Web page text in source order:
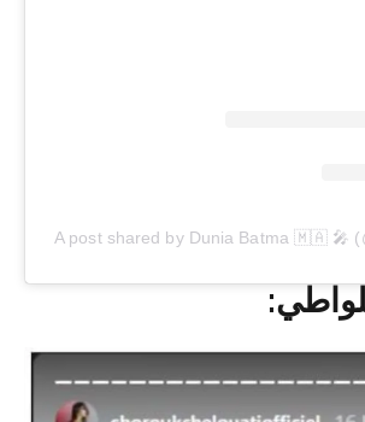
A post shared by Dunia Batma 🇲🇦 🎤